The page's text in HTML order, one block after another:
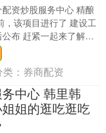
资炒股服务中心 精酿
，该项目进行了 建设工
布 赶紧一起来了解一
开发区了解到，该项
： 券商配资
中心 韩里韩
姐的逛吃逛吃